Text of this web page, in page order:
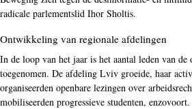
radicale parlementslid Ihor Sholtis.
Ontwikkeling van regionale afdelingen
In de loop van het jaar is het aantal leden van de
toegenomen. De afdeling Lviv groeide, haar
organiseerden openbare lezingen over
mobiliseerden progressieve studenten, enzovoort.